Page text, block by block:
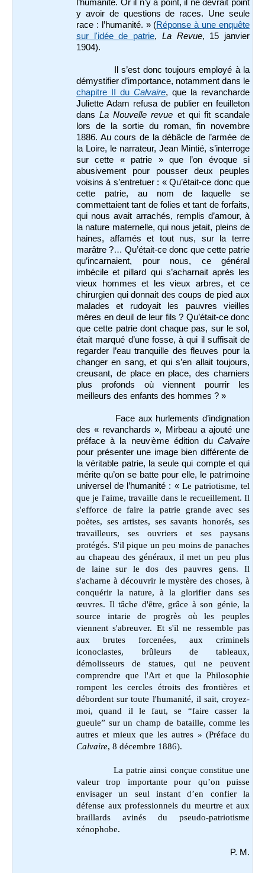
l’humanité. Or il n’y a point, il ne devrait point
y avoir de questions de races. Une seule
race : l’humanité. » (Réponse à une enquête
sur l'idée de patrie, La Revue, 15 janvier
1904).
Il s’est donc toujours employé à la
démystifier d’importance, notamment dans le
chapitre II du Calvaire, que la revancharde
Juliette Adam refusa de publier en feuilleton
dansLa Nouvelle revue et qui fit scandale
lors de la sortie du roman, fin novembre
1886. Au cours de la débâcle de l’armée de
la Loire, le narrateur, Jean Mintié, s’interroge
sur cette « patrie » que l’on évoque si
abusivement pour pousser deux peuples
voisins à s’entretuer : « Qu’était-ce donc que
cette patrie, au nom de laquelle se
commettaient tant de folies et tant de forfaits,
qui nous avait arrachés, remplis d’amour, à
la nature maternelle, qui nous jetait, pleins de
haines, affamés et tout nus, sur la terre
marâtre ?… Qu’était-ce donc que cette patrie
qu’incarnaient, pour nous, ce général
imbécile et pillard qui s’acharnait après les
vieux hommes et les vieux arbres, et ce
chirurgien qui donnait des coups de pied aux
malades et rudoyait les pauvres vieilles
mères en deuil de leur fils ? Qu’était-ce donc
que cette patrie dont chaque pas, sur le sol,
était marqué d’une fosse, à qui il suffisait de
regarder l’eau tranquille des fleuves pour la
changer en sang, et qui s’en allait toujours,
creusant, de place en place, des charniers
plus profonds où viennent pourrir les
meilleurs des enfants des hommes ? »
Face aux hurlements d’indignation
des « revanchards », Mirbeau a ajouté une
préface à la neuvième édition du Calvaire
pour présenter une image bien différente de
la véritable patrie, la seule qui compte et qui
mérite qu’on se batte pour elle, le patrimoine
universel de l’humanité : « Le patriotisme, tel
que je l'aime, travaille dans le recueillement. Il
s'efforce de faire la patrie grande avec ses
poètes, ses artistes, ses savants honorés, ses
travailleurs, ses ouvriers et ses paysans
protégés. S'il pique un peu moins de panaches
au chapeau des généraux, il met un peu plus
de laine sur le dos des pauvres gens. Il
s'acharne à découvrir le mystère des choses, à
conquérir la nature, à la glorifier dans ses
œuvres. Il tâche d'être, grâce à son génie, la
source intarie de progrès où les peuples
viennent s'abreuver. Et s'il ne ressemble pas
aux brutes forcenées, aux criminels
iconoclastes, brûleurs de tableaux,
démolisseurs de statues, qui ne peuvent
comprendre que l'Art et que la Philosophie
rompent les cercles étroits des frontières et
débordent sur toute l'humanité, il sait, croyez-
moi, quand il le faut, se “faire casser la
gueule” sur un champ de bataille, comme les
autres et mieux que les autres » (Préface du
Calvaire, 8 décembre 1886).
La patrie ainsi conçue constitue une
valeur trop importante pour qu’on puisse
envisager un seul instant d’en confier la
défense aux professionnels du meurtre et aux
braillards avinés du pseudo-patriotisme
xénophobe.
P. M.